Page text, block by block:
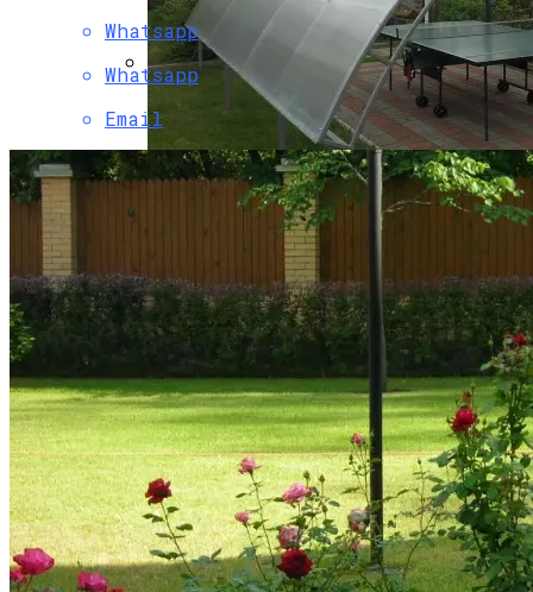
Бад Эльстер (Германия) — Лечебный
Курорт
Какие Материалы Позволяют
Устойчиво Выдерживать Снеговые
Нагрузки На Крыше
Профилированный Поликарбонат:
Преимущества И Сфера Применения
Whatsapp
Whatsapp
Email